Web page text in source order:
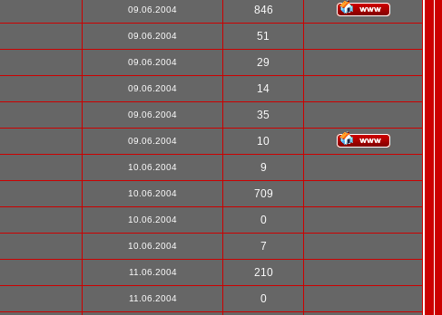
09.06.2004 846
09.06.2004 51
09.06.2004 29
09.06.2004 14
09.06.2004 35
09.06.2004 10
10.06.2004 9
10.06.2004 709
10.06.2004 0
10.06.2004 7
11.06.2004 210
11.06.2004 0